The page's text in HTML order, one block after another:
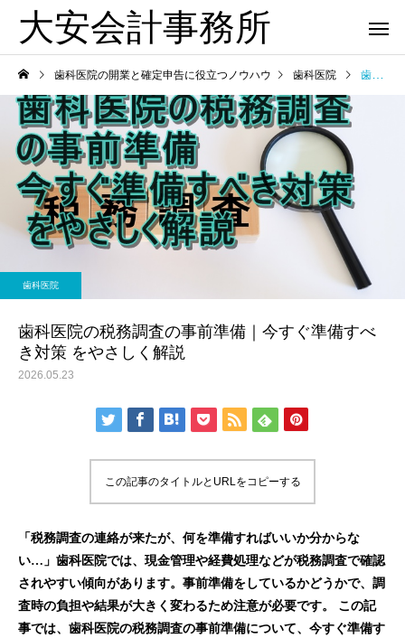
大安会計事務所
歯科医院
歯科医院の税理士相談｜相
談前に準備すること をわか
りやすく解説
歯科医院
歯科医院の決算相談｜
士へ依頼するタイミン
やさしく解説
歯科医院の開業と確定申告に役立つノウハウ 歯科医院 歯科医院の税務調査の事前準備｜今すぐ準備すべき対策 をやさしく解説
歯科医院
歯科医院の税務調査の事前準備｜今すぐ準備すべ
き対策 をやさしく解説
2026.05.23
この記事のタイトルとURLをコピーする
「税務調査の連絡が来たが、何を準備すればいいか分からな
い…」歯科医院では、現金管理や経費処理などが税務調査で確認
されやすい傾向があります。事前準備をしているかどうかで、調
査時の負担や結果が大きく変わるため注意が必要です。 この記
事では、歯科医院の税務調査の事前準備について、今すぐ準備す